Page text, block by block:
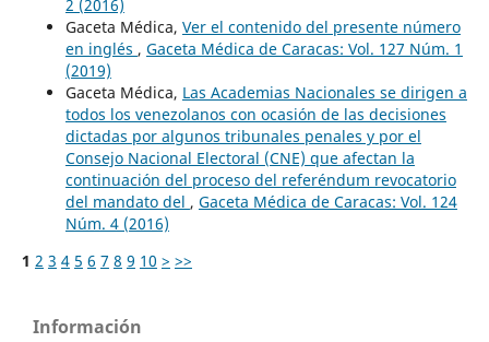
2 (2016)
Gaceta Médica, Ver el contenido del presente número
en inglés , Gaceta Médica de Caracas: Vol. 127 Núm. 1
(2019)
Gaceta Médica, Las Academias Nacionales se dirigen a
todos los venezolanos con ocasión de las decisiones
dictadas por algunos tribunales penales y por el
Consejo Nacional Electoral (CNE) que afectan la
continuación del proceso del referéndum revocatorio
del mandato del , Gaceta Médica de Caracas: Vol. 124
Núm. 4 (2016)
1 2 3 4 5 6 7 8 9 10 > >>
Información